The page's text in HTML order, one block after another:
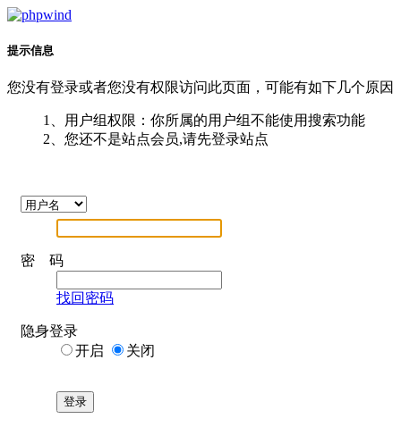
提示信息
您没有登录或者您没有权限访问此页面，可能有如下几个原因
1、用户组权限：你所属的用户组不能使用搜索功能
2、您还不是站点会员,请先登录站点
密 码
找回密码
隐身登录
开启
关闭
登录